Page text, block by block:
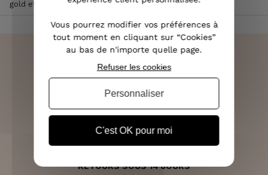
gold et tissu cuivré
LIVRAISON RAPIDE
RETOURS SOUS 14 JOURS
Vous pourrez modifier vos préférences à
tout moment en cliquant sur “Cookies”
au bas de n'importe quelle page.
C'est OK pour moi
Refuser les cookies
Personnaliser